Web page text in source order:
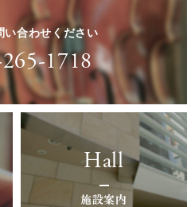
い合わせください
1718
Hall
施設案内